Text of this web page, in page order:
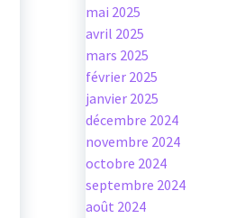
mai 2025
avril 2025
mars 2025
février 2025
janvier 2025
décembre 2024
novembre 2024
octobre 2024
septembre 2024
août 2024